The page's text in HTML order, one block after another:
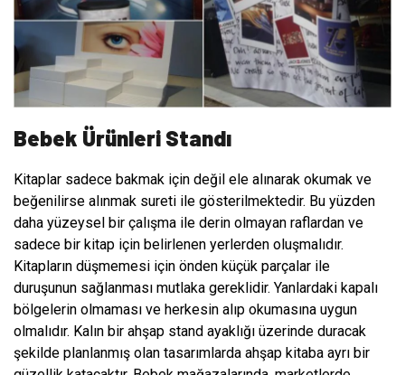
Bebek Ürünleri Standı
Kitaplar sadece bakmak için değil ele alınarak okumak ve
beğenilirse alınmak sureti ile gösterilmektedir. Bu yüzden
daha yüzeysel bir çalışma ile derin olmayan raflardan ve
sadece bir kitap için belirlenen yerlerden oluşmalıdır.
Kitapların düşmemesi için önden küçük parçalar ile
duruşunun sağlanması mutlaka gereklidir. Yanlardaki kapalı
bölgelerin olmaması ve herkesin alıp okumasına uygun
olmalıdır. Kalın bir ahşap stand ayaklığı üzerinde duracak
şekilde planlanmış olan tasarımlarda ahşap kitaba ayrı bir